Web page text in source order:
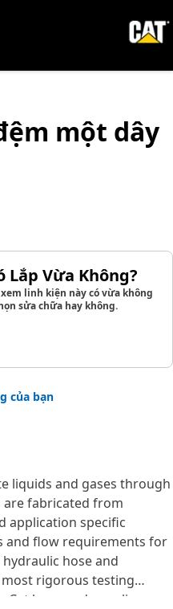
một dây
Lắp Vừa Không?
linh kiện này có vừa không
sửa chữa hay không.
của bạn
liquids and gases through
are fabricated from
application specific
and flow requirements for
hose and
rigorous testing
Cat hose and coupling